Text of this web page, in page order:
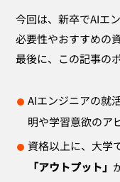
今回は、新卒でAIエ
必要性やおすすめの
最後に、この記事の
AIエンジニアの就
明や学習意欲のア
資格以上に、大学
「アウトプット」